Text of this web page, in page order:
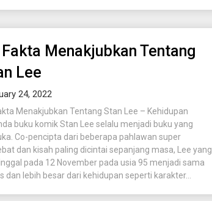
Menakjubkan Tentang
Lee
24, 2022
Menakjubkan Tentang Stan Lee – Kehidupan
buku komik Stan Lee selalu menjadi buku yang
Co-pencipta dari beberapa pahlawan super
dan kisah paling dicintai sepanjang masa, Lee yang
pada 12 November pada usia 95 menjadi sama
dan lebih besar dari kehidupan seperti karakter...